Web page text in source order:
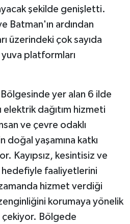
şekilde genişletti.
Batman'ın ardından
üzerindeki çok sayıda
platformları
yer alan 6 ilde
dağıtım hizmeti
ve çevre odaklı
doğal yaşamına katkı
Kayıpsız, kesintisiz ve
hedefiyle faaliyetlerini
hizmet verdiği
korumaya yönelik
Bölgede